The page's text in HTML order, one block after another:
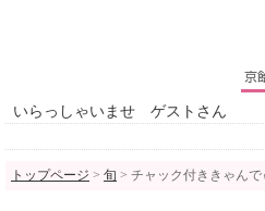
いらっしゃいませ ゲストさん
トップページ > 旬 > チャック付ききゃん